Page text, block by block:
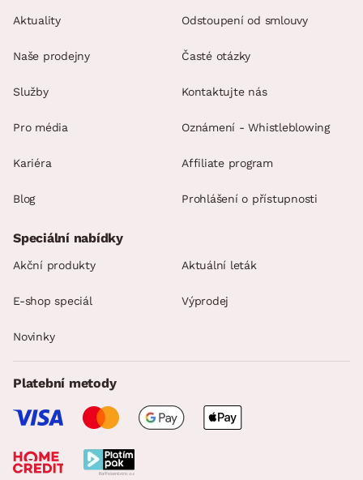
Aktuality
Naše prodejny
Služby
Pro média
Kariéra
Blog
Odstoupení od smlouvy
Časté otázky
Kontaktujte nás
Oznámení - Whistleblowing
Affiliate program
Prohlášení o přístupnosti
Speciální nabídky
Akční produkty Aktuální leták
E-shop speciál Výprodej
Novinky
Platební metody